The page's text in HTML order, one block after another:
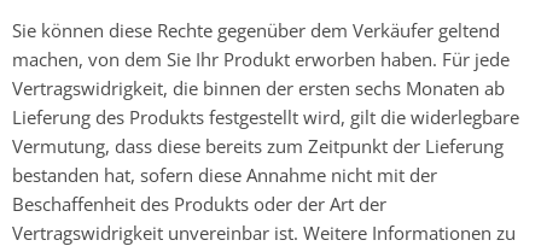
Sie können diese Rechte gegenüber dem Verkäufer geltend
machen, von dem Sie Ihr Produkt erworben haben. Für jede
Vertragswidrigkeit, die binnen der ersten sechs Monaten ab
Lieferung des Produkts festgestellt wird, gilt die widerlegbare
Vermutung, dass diese bereits zum Zeitpunkt der Lieferung
bestanden hat, sofern diese Annahme nicht mit der
Beschaffenheit des Produkts oder der Art der
Vertragswidrigkeit unvereinbar ist. Weitere Informationen zu